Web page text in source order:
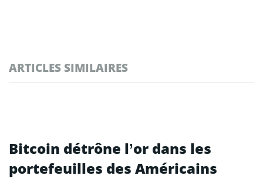
ARTICLES SIMILAIRES
Bitcoin détrône l’or dans les
portefeuilles des Américains